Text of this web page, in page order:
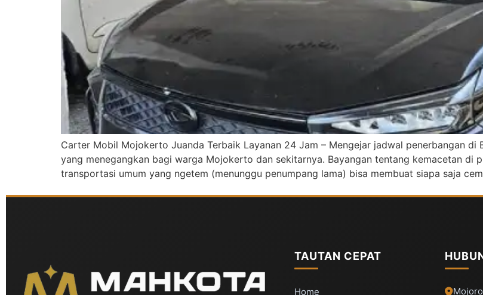
Carter Mobil Mojokerto Juanda Terbaik Layanan 24 Jam – Mengejar jadwal penerbangan di
yang menegangkan bagi warga Mojokerto dan sekitarnya. Bayangan tentang kemacetan di
transportasi umum yang ngetem (menunggu penumpang lama) bisa membuat siapa saja
TAUTAN CEPAT
Home